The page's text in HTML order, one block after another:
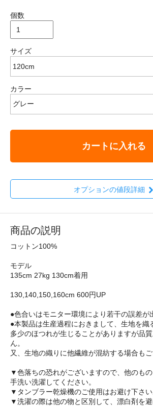
個数
サイズ
カラー
カートに入れる
オプションの値段詳細
商品の説明
コットン100%
モデル
135cm 27kg 130cm着用
130,140,150,160cm 600円UP
●色合いはモニター環境により若干の誤差が
●本製品は生産過程におきまして、生地を織
多少のほつれが生じることがありますが品
ん。
又、生地の織りに他繊維が混紡する場合もご
▼色落ちの恐れがございますので、他のもの
手洗い洗濯してください。
▼タンブラー乾燥機のご使用はお避け下さい
▼洗濯の際は他の物と区別して、漂白剤を